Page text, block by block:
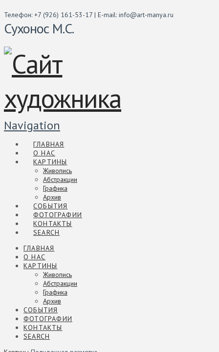
Телефон: +7 (926) 161-53-17 | E-mail: info@art-manya.ru
Сухонос М.С.
Navigation
ГЛАВНАЯ
О НАС
КАРТИНЫ
Живопись
Абстракции
Графика
Архив
СОБЫТИЯ
ФОТОГРАФИИ
КОНТАКТЫ
SEARCH
ГЛАВНАЯ
О НАС
КАРТИНЫ
Живопись
Абстракции
Графика
Архив
СОБЫТИЯ
ФОТОГРАФИИ
КОНТАКТЫ
SEARCH